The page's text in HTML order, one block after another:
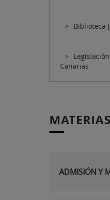
Biblioteca
Canarias
ADMISIÓN Y